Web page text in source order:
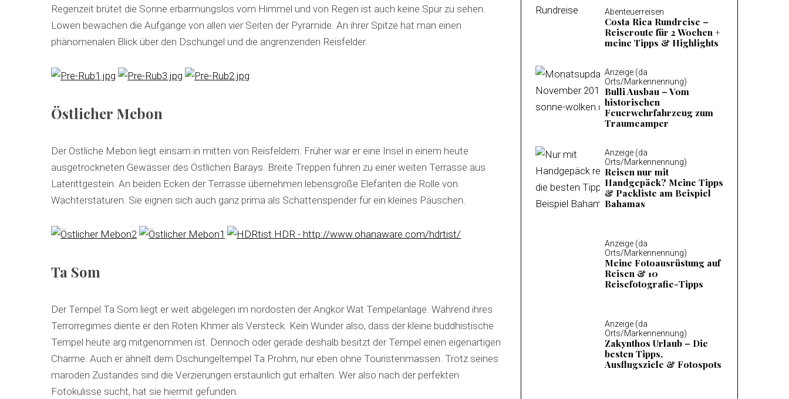
Regenzeit brütet die Sonne erbarmungslos vom Himmel und von Regen ist auch keine Spur zu sehen.
Löwen bewachen die Aufgänge von allen vier Seiten der Pyramide. An ihrer Spitze hat man einen
phänomenalen Blick über den Dschungel und die angrenzenden Reisfelder.
Östlicher Mebon
Der Östliche Mebon liegt einsam in mitten von Reisfeldern. Früher war er eine Insel in einem heute
ausgetrockneten Gewässer des Östlichen Barays. Breite Treppen führen zu einer weiten Terrasse aus
Laterittgestein. An beiden Ecken der Terrasse übernehmen lebensgroße Elefanten die Rolle von
Wächterstaturen. Sie eignen sich auch ganz prima als Schattenspender für ein kleines Päuschen.
Ta Som
Der Tempel Ta Som liegt er weit abgelegen im nordosten der Angkor Wat Tempelanlage. Während ihres
Terrorregimes diente er den Roten Khmer als Versteck. Kein Wunder also, dass der kleine buddhistische
Tempel heute arg mitgenommen ist. Dennoch oder gerade deshalb besitzt der Tempel einen eigenartigen
Charme. Auch er ähnelt dem Dschungeltempel Ta Prohm, nur eben ohne Touristenmassen. Trotz seines
maroden Zustandes sind die Verzierungen erstaunlich gut erhalten. Wer also nach der perfekten
Fotokulisse sucht, hat sie hiermit gefunden.
Abenteuerreisen
Costa Rica Rundreise –
Reiseroute für 2 Wochen +
meine Tipps & Highlights
Anzeige (da
Orts/Markennennung)
Bulli Ausbau – Vom
historischen
Feuerwehrfahrzeug zum
Traumcamper
Anzeige (da
Orts/Markennennung)
Reisen nur mit
Handgepäck? Meine Tipps
& Packliste am Beispiel
Bahamas
Anzeige (da
Orts/Markennennung)
Meine Fotoausrüstung auf
Reisen & 10
Reisefotografie-Tipps
Anzeige (da
Orts/Markennennung)
Zakynthos Urlaub – Die
besten Tipps,
Ausflugsziele & Fotospots
a
h
f
o